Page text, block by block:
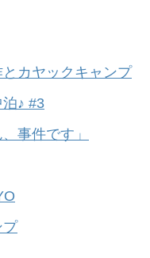
カヤックキャンプ
♪ #3
事件です」
プ